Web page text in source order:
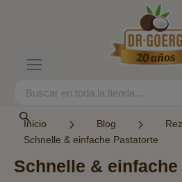
Search
Inicio Blog
Schnelle & einfache Pastatorte
Schnelle &